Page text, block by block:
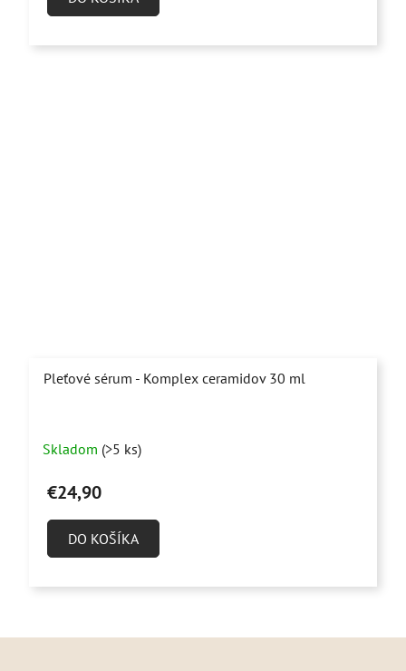
z
Pleťové sérum - Komplex ceramidov 30 ml
hodnotenie
produktu
z
Skladom (>5 ks)
€24,90
DO KOŠÍKA